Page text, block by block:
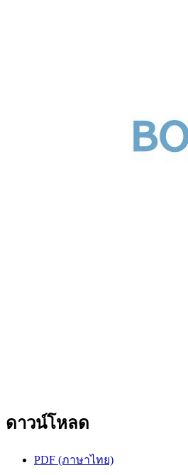
ดาวน์โหลด
PDF (ภาษาไทย)